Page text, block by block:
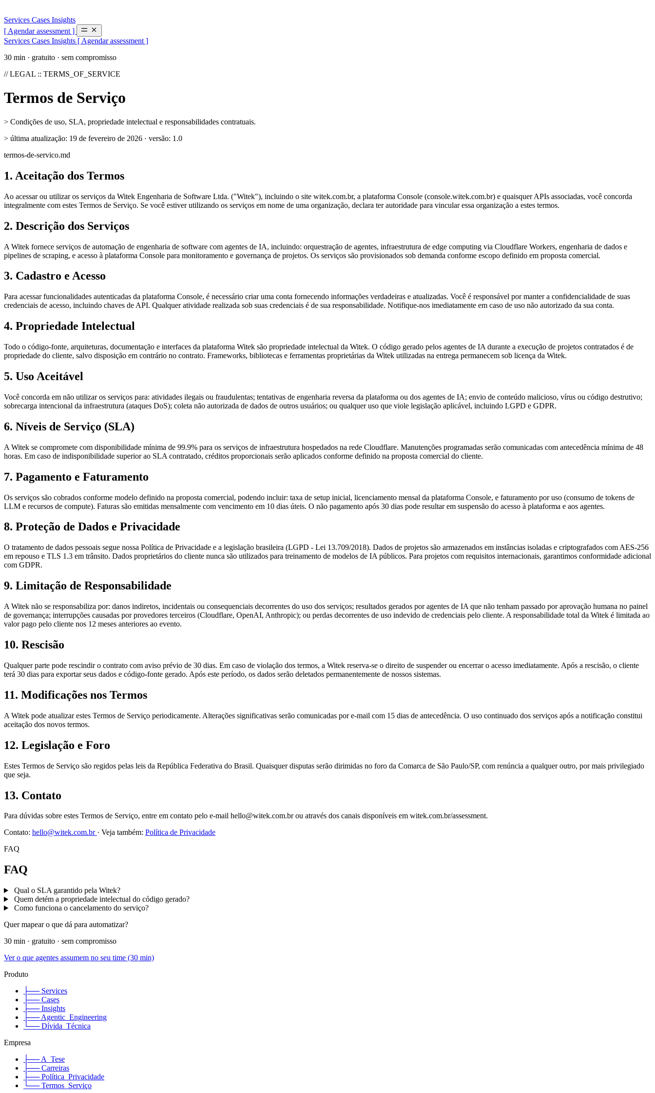
Services Cases Insights
[ Agendar assessment ]
Services Cases Insights [ Agendar assessment ]
30 min · gratuito · sem compromisso
// LEGAL :: TERMS_OF_SERVICE
Termos de Serviço
> Condições de uso, SLA, propriedade intelectual e responsabilidades contratuais.
> última atualização: 19 de fevereiro de 2026 · versão: 1.0
termos-de-servico.md
1. Aceitação dos Termos
Ao acessar ou utilizar os serviços da Witek Engenharia de Software Ltda. ("Witek"), incluindo o site witek.com.br, a plataforma Console (console.witek.com.br) e quaisquer APIs associadas, você concorda
integralmente com estes Termos de Serviço. Se você estiver utilizando os serviços em nome de uma organização, declara ter autoridade para vincular essa organização a estes termos.
2. Descrição dos Serviços
A Witek fornece serviços de automação de engenharia de software com agentes de IA, incluindo: orquestração de agentes, infraestrutura de edge computing via Cloudflare Workers, engenharia de dados e
pipelines de scraping, e acesso à plataforma Console para monitoramento e governança de projetos. Os serviços são provisionados sob demanda conforme escopo definido em proposta comercial.
3. Cadastro e Acesso
Para acessar funcionalidades autenticadas da plataforma Console, é necessário criar uma conta fornecendo informações verdadeiras e atualizadas. Você é responsável por manter a confidencialidade de suas
credenciais de acesso, incluindo chaves de API. Qualquer atividade realizada sob suas credenciais é de sua responsabilidade. Notifique-nos imediatamente em caso de uso não autorizado da sua conta.
4. Propriedade Intelectual
Todo o código-fonte, arquiteturas, documentação e interfaces da plataforma Witek são propriedade intelectual da Witek. O código gerado pelos agentes de IA durante a execução de projetos contratados é de
propriedade do cliente, salvo disposição em contrário no contrato. Frameworks, bibliotecas e ferramentas proprietárias da Witek utilizadas na entrega permanecem sob licença da Witek.
5. Uso Aceitável
Você concorda em não utilizar os serviços para: atividades ilegais ou fraudulentas; tentativas de engenharia reversa da plataforma ou dos agentes de IA; envio de conteúdo malicioso, vírus ou código destrutivo;
sobrecarga intencional da infraestrutura (ataques DoS); coleta não autorizada de dados de outros usuários; ou qualquer uso que viole legislação aplicável, incluindo LGPD e GDPR.
6. Níveis de Serviço (SLA)
A Witek se compromete com disponibilidade mínima de 99.9% para os serviços de infraestrutura hospedados na rede Cloudflare. Manutenções programadas serão comunicadas com antecedência mínima de 48
horas. Em caso de indisponibilidade superior ao SLA contratado, créditos proporcionais serão aplicados conforme definido na proposta comercial do cliente.
7. Pagamento e Faturamento
Os serviços são cobrados conforme modelo definido na proposta comercial, podendo incluir: taxa de setup inicial, licenciamento mensal da plataforma Console, e faturamento por uso (consumo de tokens de
LLM e recursos de compute). Faturas são emitidas mensalmente com vencimento em 10 dias úteis. O não pagamento após 30 dias pode resultar em suspensão do acesso à plataforma e aos agentes.
8. Proteção de Dados e Privacidade
O tratamento de dados pessoais segue nossa Política de Privacidade e a legislação brasileira (LGPD - Lei 13.709/2018). Dados de projetos são armazenados em instâncias isoladas e criptografados com AES-256
em repouso e TLS 1.3 em trânsito. Dados proprietários do cliente nunca são utilizados para treinamento de modelos de IA públicos. Para projetos com requisitos internacionais, garantimos conformidade adicional
com GDPR.
9. Limitação de Responsabilidade
A Witek não se responsabiliza por: danos indiretos, incidentais ou consequenciais decorrentes do uso dos serviços; resultados gerados por agentes de IA que não tenham passado por aprovação humana no painel
de governança; interrupções causadas por provedores terceiros (Cloudflare, OpenAI, Anthropic); ou perdas decorrentes de uso indevido de credenciais pelo cliente. A responsabilidade total da Witek é limitada ao
valor pago pelo cliente nos 12 meses anteriores ao evento.
10. Rescisão
Qualquer parte pode rescindir o contrato com aviso prévio de 30 dias. Em caso de violação dos termos, a Witek reserva-se o direito de suspender ou encerrar o acesso imediatamente. Após a rescisão, o cliente
terá 30 dias para exportar seus dados e código-fonte gerado. Após este período, os dados serão deletados permanentemente de nossos sistemas.
11. Modificações nos Termos
A Witek pode atualizar estes Termos de Serviço periodicamente. Alterações significativas serão comunicadas por e-mail com 15 dias de antecedência. O uso continuado dos serviços após a notificação constitui
aceitação dos novos termos.
12. Legislação e Foro
Estes Termos de Serviço são regidos pelas leis da República Federativa do Brasil. Quaisquer disputas serão dirimidas no foro da Comarca de São Paulo/SP, com renúncia a qualquer outro, por mais privilegiado
que seja.
13. Contato
Para dúvidas sobre estes Termos de Serviço, entre em contato pelo e-mail hello@witek.com.br ou através dos canais disponíveis em witek.com.br/assessment.
Contato: hello@witek.com.br · Veja também: Política de Privacidade
FAQ
FAQ
Qual o SLA garantido pela Witek?
Quem detém a propriedade intelectual do código gerado?
Como funciona o cancelamento do serviço?
Quer mapear o que dá para automatizar?
30 min · gratuito · sem compromisso
Ver o que agentes assumem no seu time (30 min)
Produto
├── Services
├── Cases
├── Insights
├── Agentic_Engineering
└── Dívida_Técnica
Empresa
├── A_Tese
├── Carreiras
├── Política_Privacidade
└── Termos_Serviço